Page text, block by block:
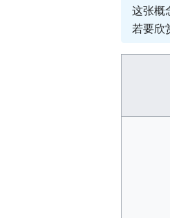
这张概
若要欣